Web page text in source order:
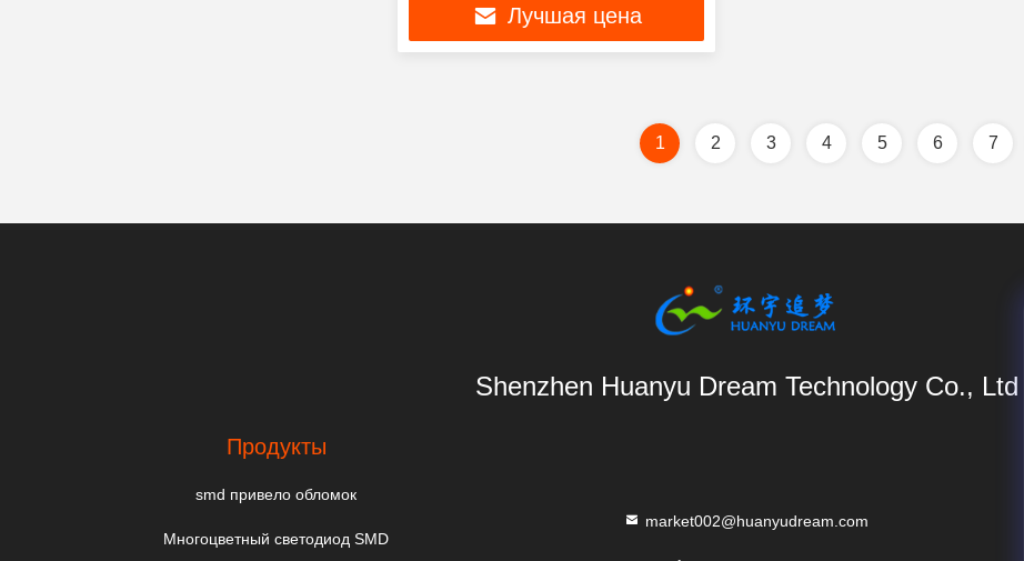
дизайн Равномерно
распределенные цвета
Лучшая цена
1 2 3 4 5 6 7
Shenzhen Huanyu Dream Technology Co., Ltd
Продукты
smd привело обломок
Многоцветный светодиод SMD
market002@huanyudream.com